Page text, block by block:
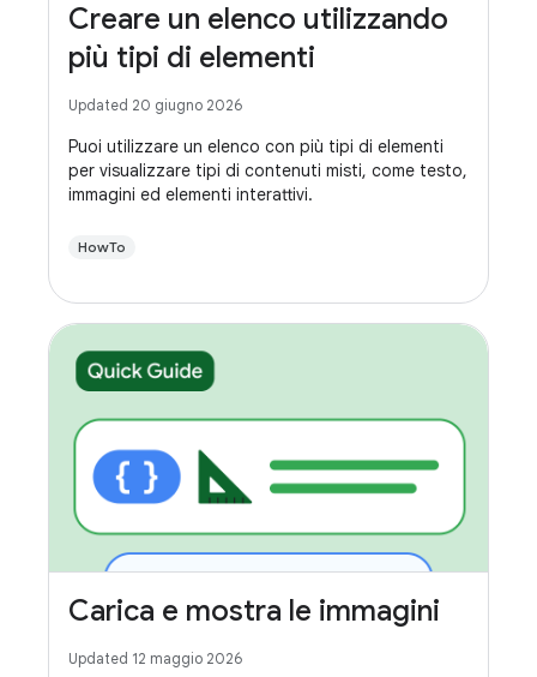
Creare un elenco utilizzando
più tipi di elementi
Updated 20 giugno 2026
Puoi utilizzare un elenco con più tipi di elementi
per visualizzare tipi di contenuti misti, come testo,
immagini ed elementi interattivi.
HowTo
Carica e mostra le immagini
Updated 12 maggio 2026